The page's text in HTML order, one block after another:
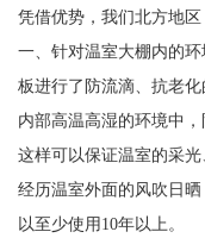
凭借优势，我们北方地区
一、针对温室大棚内的
板进行了防流滴、抗老
内部高温高湿的环境中
这样可以保证温室的采
经历温室外面的风吹日
以至少使用10年以上。